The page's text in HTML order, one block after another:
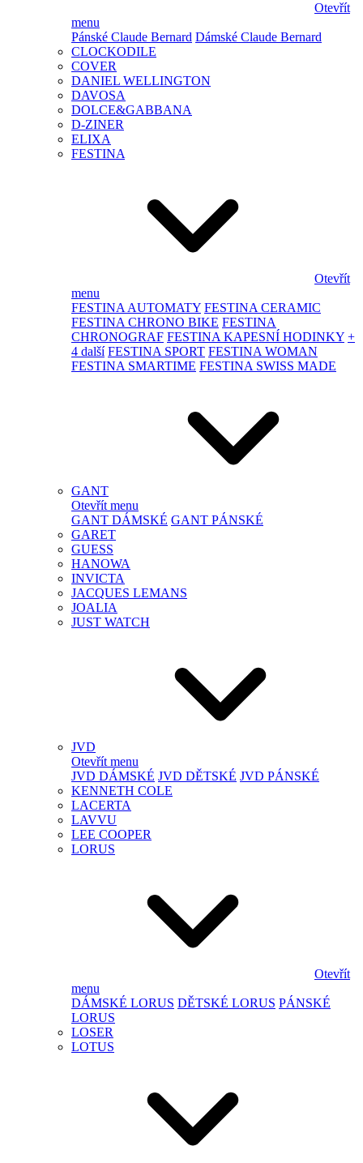
Otevřít
menu
Pánské Claude Bernard Dámské Claude Bernard
CLOCKODILE
COVER
DANIEL WELLINGTON
DAVOSA
DOLCE&GABBANA
D-ZINER
ELIXA
FESTINA
Otevřít
menu
FESTINA AUTOMATY FESTINA CERAMIC
FESTINA CHRONO BIKE FESTINA
CHRONOGRAF FESTINA KAPESNÍ HODINKY +
4 další FESTINA SPORT FESTINA WOMAN
FESTINA SMARTIME FESTINA SWISS MADE
GANT
Otevřít menu
GANT DÁMSKÉ GANT PÁNSKÉ
GARET
GUESS
HANOWA
INVICTA
JACQUES LEMANS
JOALIA
JUST WATCH
JVD
Otevřít menu
JVD DÁMSKÉ JVD DĚTSKÉ JVD PÁNSKÉ
KENNETH COLE
LACERTA
LAVVU
LEE COOPER
LORUS
Otevřít
menu
DÁMSKÉ LORUS DĚTSKÉ LORUS PÁNSKÉ
LORUS
LOSER
LOTUS